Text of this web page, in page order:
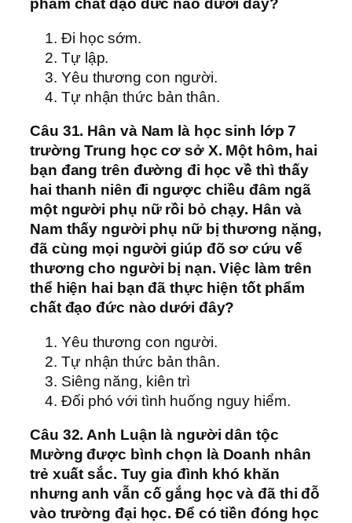
phẩm chất đạo đức nào dưới đây?
Đi học sớm.
Tự lập.
Yêu thương con người.
Tự nhận thức bản thân.
Câu 31. Hân và Nam là học sinh lớp 7
trường Trung học cơ sở X. Một hôm, hai
bạn đang trên đường đi học về thì thấy
hai thanh niên đi ngược chiều đâm ngã
một người phụ nữ rồi bỏ chạy. Hân và
Nam thấy người phụ nữ bị thương nặng,
đã cùng mọi người giúp đõ sơ cứu vế
thương cho người bị nạn. Việc làm trên
thể hiện hai bạn đã thực hiện tốt phẩm
chất đạo đức nào dưới đây?
Yêu thương con người.
Tự nhận thức bản thân.
Siêng năng, kiên trì
Đối phó với tình huống nguy hiểm.
Câu 32. Anh Luận là người dân tộc
Mường được bình chọn là Doanh nhân
trẻ xuất sắc. Tuy gia đình khó khăn
nhưng anh vẫn cố gắng học và đã thi đỗ
vào trường đại học. Để có tiền đóng học